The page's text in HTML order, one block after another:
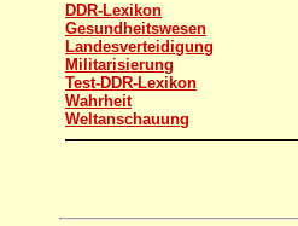
DDR-Lexikon
Gesundheitswesen
Landesverteidigung
Militarisierung
Test-DDR-Lexikon
Wahrheit
Weltanschauung